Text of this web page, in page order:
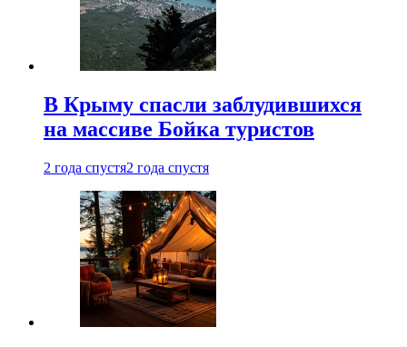
В Крыму спасли заблудившихся
на массиве Бойка туристов
2 года спустя2 года спустя